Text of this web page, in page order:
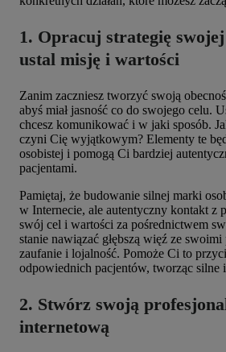
1. Opracuj strategię
ustal misję i wartości
Zanim zaczniesz tworzyć swoją
abyś miał jasność co do swojego celu.
chcesz komunikować i w jaki sposób.
czyni Cię wyjątkowym? Elementy te
osobistej i pomogą Ci bardziej
pacjentami.
Pamiętaj, że budowanie silnej marki
w Internecie, ale autentyczny kontakt z
swój cel i wartości za pośrednictwem
stanie nawiązać głębszą więź ze
zaufanie i lojalność. Pomoże Ci to
odpowiednich pacjentów, tworząc silne i
2. Stwórz swoją
internetową